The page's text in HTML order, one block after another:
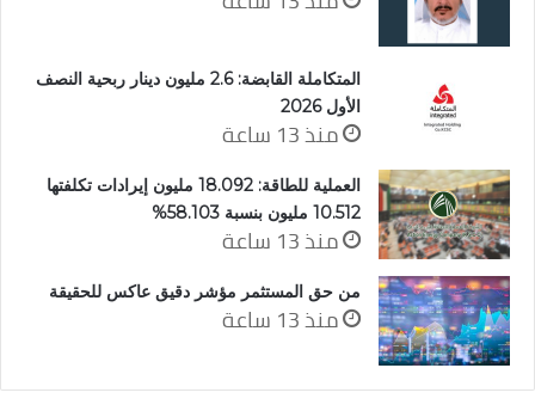
المتكاملة القابضة: 2.6 مليون دينار ربحية النصف
الأول 2026
منذ 13 ساعة
العملية للطاقة: 18.092 مليون إيرادات تكلفتها
10.512 مليون بنسبة 58.103%
منذ 13 ساعة
من حق المستثمر مؤشر دقيق عاكس للحقيقة
منذ 13 ساعة